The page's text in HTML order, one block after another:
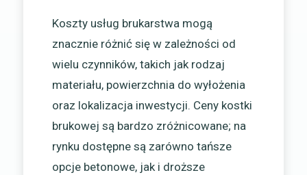
Koszty usług brukarstwa mogą
znacznie różnić się w zależności od
wielu czynników, takich jak rodzaj
materiału, powierzchnia do wyłożenia
oraz lokalizacja inwestycji. Ceny kostki
brukowej są bardzo zróżnicowane; na
rynku dostępne są zarówno tańsze
opcje betonowe, jak i droższe